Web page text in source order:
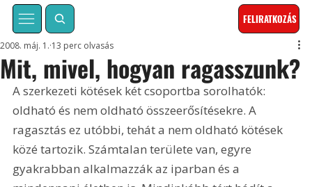
FELIRATKOZÁS
Mit, mivel, hogyan ragasszunk?
2008. máj. 1. 13 perc olvasás
A szerkezeti kötések két csoportba sorolhatók:
oldható és nem oldható összeerősítésekre. A
ragasztás ez utóbbi, tehát a nem oldható kötések
közé tartozik. Számtalan területe van, egyre
gyakrabban alkalmazzák az iparban és a